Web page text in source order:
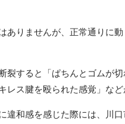
ありませんが、正常通りに動
裂すると「ぱちんとゴムが切
レス腱を殴られた感覚」など
違和感を感じた際には、川